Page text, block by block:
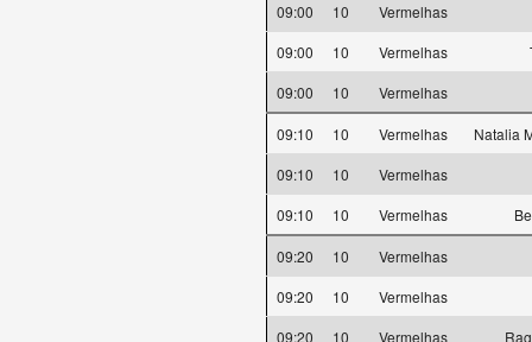
09:00 10
Vermelhas
09:00
10 Vermelhas
09:00
10 Vermelhas
09:10 10 Vermelhas
Natalia
09:10
10
Vermelhas
09:10
10 Vermelhas
09:20 10
Vermelhas
09:20
10
Vermelhas
09:20
10 Vermelhas